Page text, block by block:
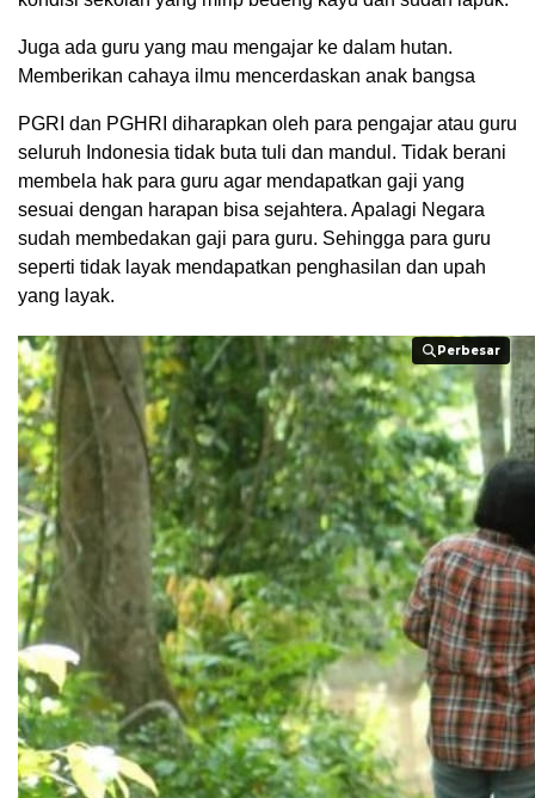
Juga ada guru yang mau mengajar ke dalam hutan.
Memberikan cahaya ilmu mencerdaskan anak bangsa
PGRI dan PGHRI diharapkan oleh para pengajar atau guru
seluruh Indonesia tidak buta tuli dan mandul. Tidak berani
membela hak para guru agar mendapatkan gaji yang
sesuai dengan harapan bisa sejahtera. Apalagi Negara
sudah membedakan gaji para guru. Sehingga para guru
seperti tidak layak mendapatkan penghasilan dan upah
yang layak.
Perbesar
Perbesar